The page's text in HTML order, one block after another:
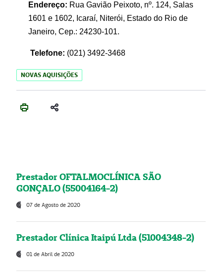
Endereço: Rua Gavião Peixoto, nº. 124, Salas
1601 e 1602, Icaraí, Niterói, Estado do Rio de
Janeiro, Cep.: 24230-101.
Telefone: (021) 3492-3468
NOVAS AQUISIÇÕES
Prestador OFTALMOCLÍNICA SÃO
GONÇALO (55004164-2)
07 de Agosto de 2020
Prestador Clínica Itaipú Ltda (51004348-2)
01 de Abril de 2020